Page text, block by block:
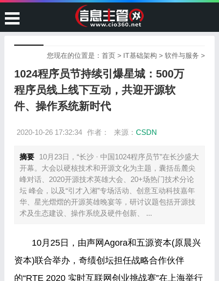
您现在的位置是：首页 > IT基础架构 >软件与服务 >
1024程序员节持续引爆星城：500万
程序员线上线下互动，共迎开源软
件、操作系统新时代
2020-10-26 17:32:34 作者： 来源： CSDN
摘要
10月23日，“长沙 · 中国1024程序员节”在长沙盛大
开幕。大会以硬核技术和开源文化为主题，囊括岳麓尖
峰对话、2020开源技术英雄大会、20+场热门技术分论
坛 峰会，以及“引才入湘”专场活动、创意互动科技嘉年
华、星光熠熠的开源英雄晚宴等，研讨议题包括开源技
术及生态建设、操作系统及硬件创新、 ...
10月25日，由声网Agora和五源资本(原晨兴
资本)联合举办，奇绩创坛担任战略合作伙伴
的“RTE 2020 实时互联网创业挑战赛”在上海举行